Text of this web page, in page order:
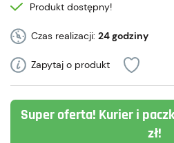
Produkt dostępny!
Czas realizacji: 24 godziny
Zapytaj o produkt
Super oferta! Kurier i
zł!